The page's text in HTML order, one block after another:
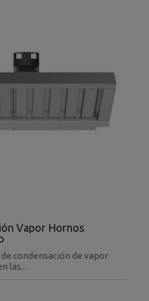
Vapor Hornos
condensación de vapor
las...